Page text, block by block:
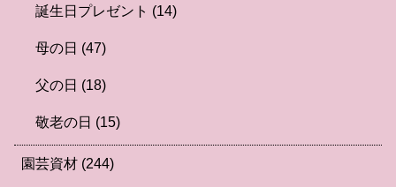
誕生日プレゼント (14)
母の日 (47)
父の日 (18)
敬老の日 (15)
園芸資材 (244)